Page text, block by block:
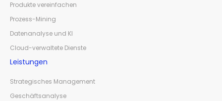
Produkte vereinfachen
Prozess-Mining
Datenanalyse und KI
Cloud-verwaltete Dienste
Leistungen
Strategisches Management
Geschäftsanalyse